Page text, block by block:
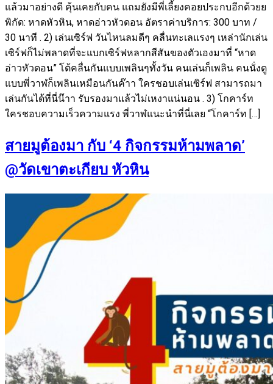
แล้วมาอย่างดี คุ้นเคยกับคน แถมยังมีพี่เลี้ยงคอยประกบอีกด้วยย
พิกัด: หาดหัวหิน, หาดอ่าวหัวดอน อัตราค่าบริการ: 300 บาท /
30 นาที . 2) เล่นเซิร์ฟ วันไหนลมดีๆ คลื่นทะเลแรงๆ เหล่านักเล่น
เซิร์ฟก็ไม่พลาดที่จะแบกเซิร์ฟหลากสีสันของตัวเองมาที่ “หาด
อ่าวหัวดอน” โต้คลื่นกันแบบเพลินๆทั้งวัน คนเล่นก็เพลิน คนนั่งดู
แบบพี่วาฬก็เพลินเหมือนกันค๊าา ใครชอบเล่นเซิร์ฟ สามารถมา
เล่นกันได้ที่นี่น๊าา รับรองมาแล้วไม่เหงาแน่นอน . 3) โกคาร์ท
ใครชอบความเร็วความแรง พี่วาฬแนะนำที่นี่เลย “โกคาร์ท […]
สายมูต้องมา กับ ‘4 กิจกรรมห้ามพลาด’
@วัดเขาตะเกียบ หัวหิน